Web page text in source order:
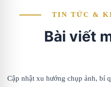
TIN TỨC &
Bài viết
Cập nhật xu hướng chụp ảnh, bí